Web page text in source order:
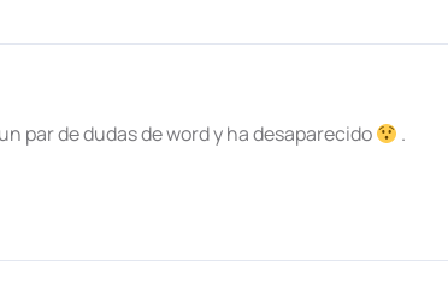
par de dudas de word y ha desaparecido .